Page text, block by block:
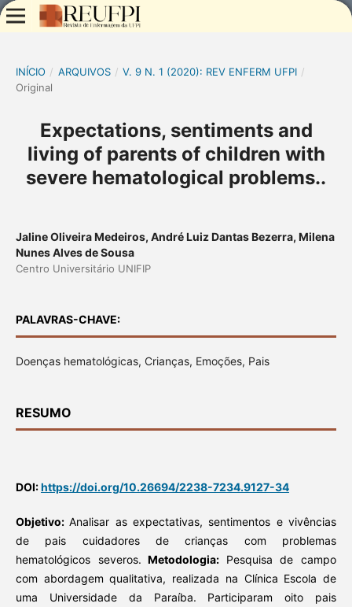
INÍCIO / ARQUIVOS / V. 9 N. 1 (2020): REV ENFERM UFPI /
Original
Expectations, sentiments and
living of parents of children with
severe hematological problems..
Jaline Oliveira Medeiros, André Luiz Dantas Bezerra, Milena
Nunes Alves de Sousa
Centro Universitário UNIFIP
PALAVRAS-CHAVE:
Doenças hematológicas, Crianças, Emoções, Pais
RESUMO
DOI:https://doi.org/10.26694/2238-7234.9127-34
Objetivo:Analisar as expectativas, sentimentos e vivências
de pais cuidadores de crianças com problemas
hematológicos severos. Metodologia: Pesquisa de campo
com abordagem qualitativa, realizada na Clínica Escola de
uma Universidade da Paraíba. Participaram oito pais